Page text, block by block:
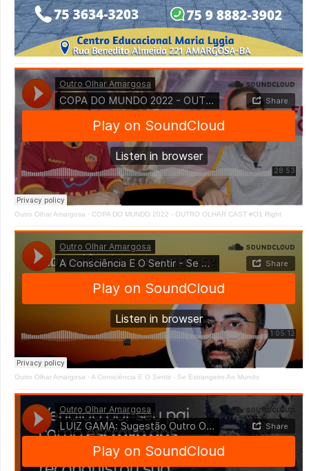
Outro Olhar Amargosa · COPA DO MUNDO 2022 - OUTRO OLHAR CAST #O1 Right
Outro Olhar Amargosa · A Consciência E O Sentir - Se Estrangeiro Ao Mundo